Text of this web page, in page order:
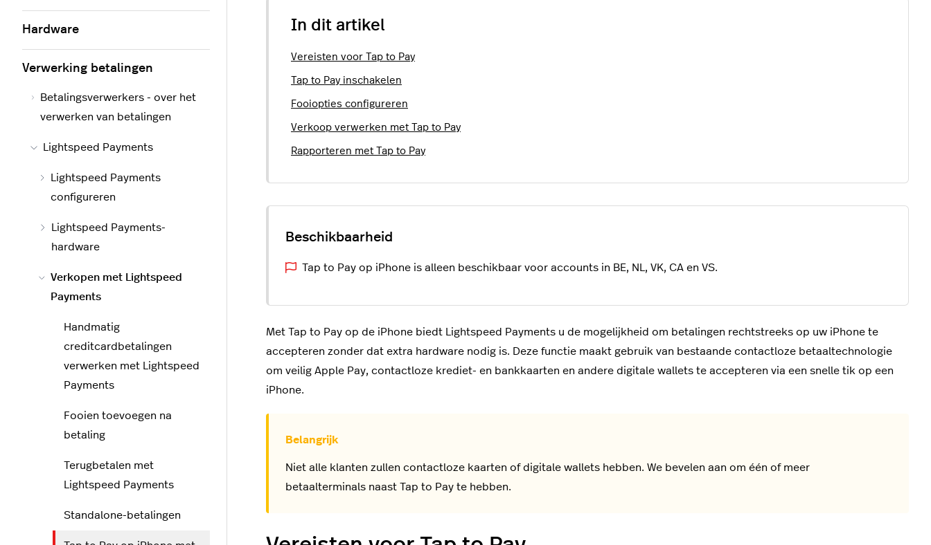
In dit artikel
Vereisten voor Tap to Pay
Tap to Pay inschakelen
Fooiopties configureren
Verkoop verwerken met Tap to Pay
Rapporteren met Tap to Pay
Tap to Pay op iPhone is alleen beschikbaar voor accounts in BE, NL, VK, CA en VS.
Met Tap to Pay op de iPhone biedt Lightspeed Payments u de mogelijkheid om betalingen rechtstreeks op uw iPhone te
accepteren zonder dat extra hardware nodig is. Deze functie maakt gebruik van bestaande contactloze betaaltechnologie
om veilig Apple Pay, contactloze krediet- en bankkaarten en andere digitale wallets te accepteren via een snelle tik op een
iPhone.
Niet alle klanten zullen contactloze kaarten of digitale wallets hebben. We bevelen aan om één of meer
betaalterminals naast Tap to Pay te hebben.
Hardware
Verwerking betalingen
Betalingsverwerkers - over het
verwerken van betalingen
Lightspeed Payments
Lightspeed Payments
configureren
Lightspeed Payments-
hardware
Verkopen met Lightspeed
Payments
Handmatig
creditcardbetalingen
verwerken met Lightspeed
Payments
Fooien toevoegen na
betaling
Terugbetalen met
Lightspeed Payments
Standalone-betalingen